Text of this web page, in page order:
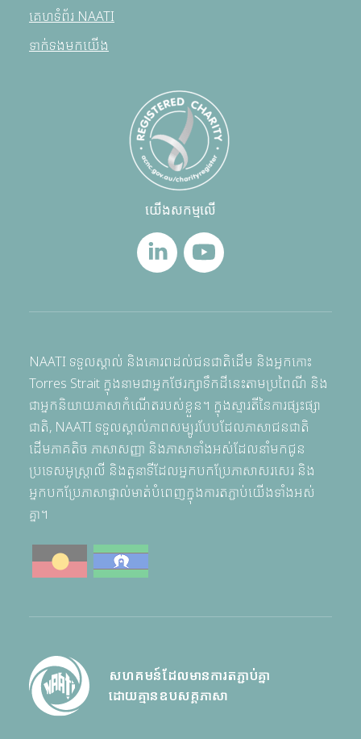
គេហទំព័រ NAATI
ទាក់ទងមកយើង
យើងសកម្មលើ
NAATI ទទួលស្គាល់ និងគោរពដល់ជនជាតិដើម និងអ្នកកោះ
Torres Strait ក្នុងនាមជាអ្នកថែរក្សាទឹកដីនេះតាមប្រពៃណី និង
ជាអ្នកនិយាយភាសាកំណើតរបស់ខ្លួន។ ក្នុងស្មារតីនៃការផ្សះផ្សា
ជាតិ, NAATI ទទួលស្គាល់ភាពសម្បូរបែបដែលភាសាជនជាតិ
ដើមភាគតិច ភាសាសញ្ញា និងភាសាទាំងអស់ដែលនាំមកជូន
ប្រទេសអូស្ត្រាលី និងតួនាទីដែលអ្នកបកប្រែភាសាសរសេរ និង
អ្នកបកប្រែភាសាផ្ទាល់មាត់បំពេញក្នុងការតភ្ជាប់យើងទាំងអស់
គ្នា។
សហគមន៍ដែលមានការតភ្ជាប់គ្នា
ដោយគ្មានឧបសគ្គភាសា